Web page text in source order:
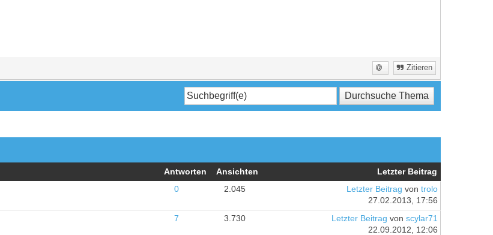
Zitieren
Antworten Ansichten Letzter Beitrag
0 2.045 Letzter Beitrag von trolo
27.02.2013, 17:56
7 3.730 Letzter Beitrag von scylar71
22.09.2012, 12:06